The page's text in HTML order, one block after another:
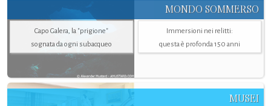
MONDO SOMMERSO
Capo Galera, la "prigione"
sognata da ogni subacqueo
Immersioni nei relitti:
questa è profonda 150 anni
MUSEI